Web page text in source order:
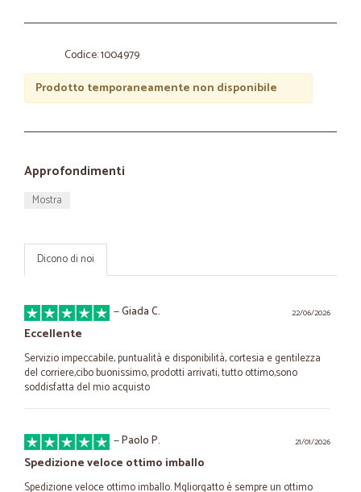
Codice: 1004979
Prodotto temporaneamente non disponibile
Approfondimenti
Mostra
Dicono di noi
22/06/2026
—Giada C.
Eccellente
Servizio impeccabile, puntualità e disponibilità, cortesia e gentilezza
del corriere,cibo buonissimo, prodotti arrivati, tutto ottimo,sono
soddisfatta del mio acquisto
21/01/2026
—Paolo P.
Spedizione veloce ottimo imballo
Spedizione veloce ottimo imballo. Mgliorgatto è sempre un ottimo